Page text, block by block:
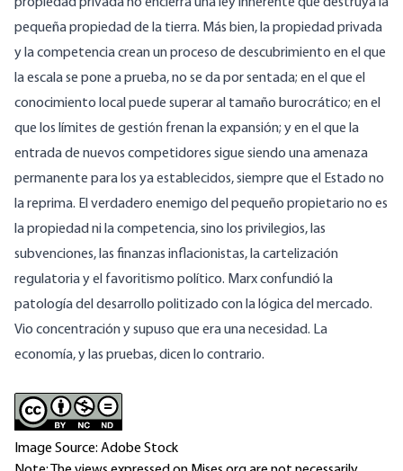
pequeña propiedad de la tierra. Más bien, la propiedad privada
y la competencia crean un proceso de descubrimiento en el que
la escala se pone a prueba, no se da por sentada; en el que el
conocimiento local puede superar al tamaño burocrático; en el
que los límites de gestión frenan la expansión; y en el que la
entrada de nuevos competidores sigue siendo una amenaza
permanente para los ya establecidos, siempre que el Estado no
la reprima. El verdadero enemigo del pequeño propietario no es
la propiedad ni la competencia, sino los privilegios, las
subvenciones, las finanzas inflacionistas, la cartelización
regulatoria y el favoritismo político. Marx confundió la
patología del desarrollo politizado con la lógica del mercado.
Vio concentración y supuso que era una necesidad. La
economía, y las pruebas, dicen lo contrario.
Image Source: Adobe Stock